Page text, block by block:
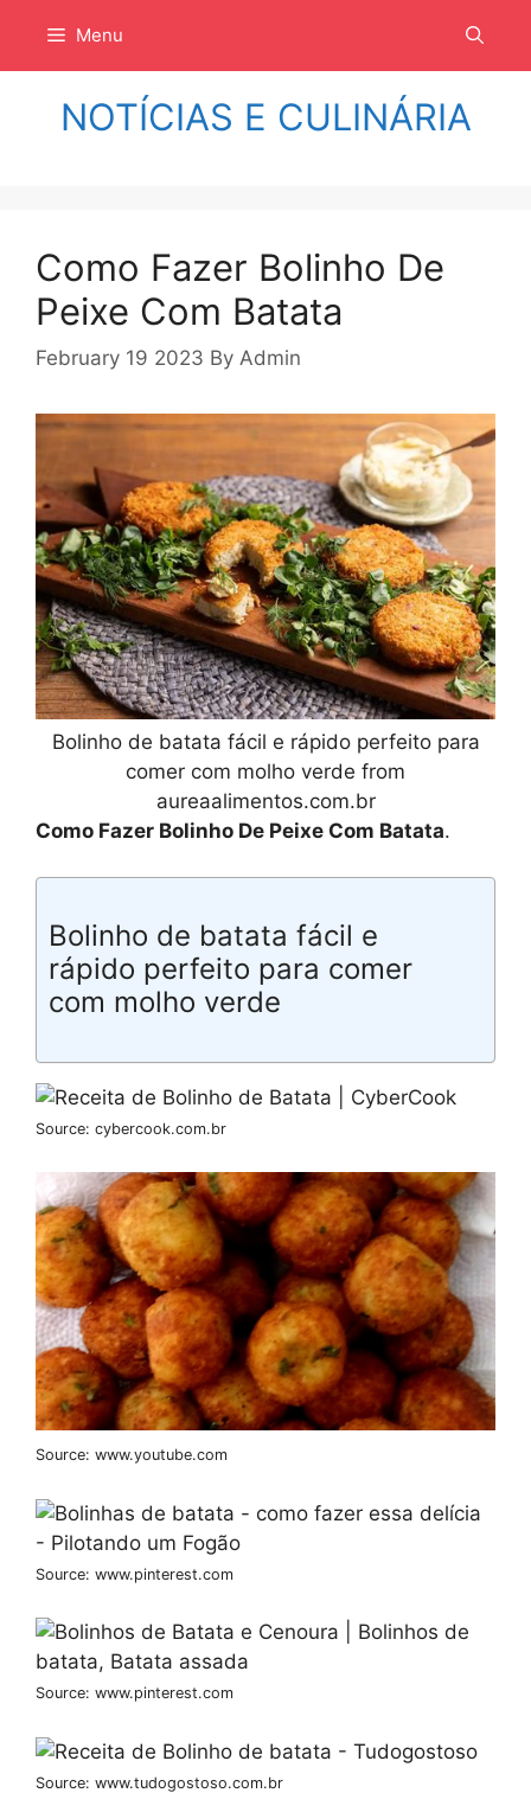
isi
Menu
NOTÍCIAS E CULINÁRIA
Como Fazer Bolinho De
Peixe Com Batata
February 19 2023 By Admin
Bolinho de batata fácil e rápido perfeito para
comer com molho verde from
aureaalimentos.com.br
Como Fazer Bolinho De Peixe Com Batata.
Bolinho de batata fácil e
rápido perfeito para comer
com molho verde
Source: cybercook.com.br
Source: www.youtube.com
Source: www.pinterest.com
Source: www.pinterest.com
Source: www.tudogostoso.com.br